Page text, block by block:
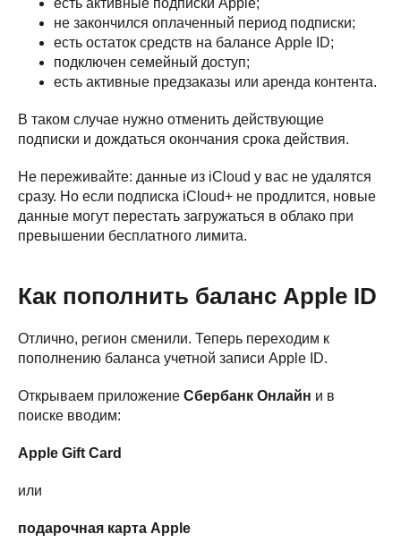
есть активные подписки Apple;
не закончился оплаченный период подписки;
есть остаток средств на балансе Apple ID;
подключен семейный доступ;
есть активные предзаказы или аренда контента.
В таком случае нужно отменить действующие
подписки и дождаться окончания срока действия.
Не переживайте: данные из iCloud у вас не удалятся
сразу. Но если подписка iCloud+ не продлится, новые
данные могут перестать загружаться в облако при
превышении бесплатного лимита.
Как пополнить баланс Apple ID
Отлично, регион сменили. Теперь переходим к
пополнению баланса учетной записи Apple ID.
Открываем приложение Сбербанк Онлайн и в
поиске вводим:
Apple Gift Card
или
подарочная карта Apple